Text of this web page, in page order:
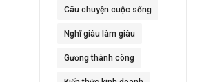
Câu chuyện cuộc sống
Nghĩ giàu làm giàu
Gương thành công